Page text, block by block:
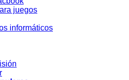
juegos
informáticos